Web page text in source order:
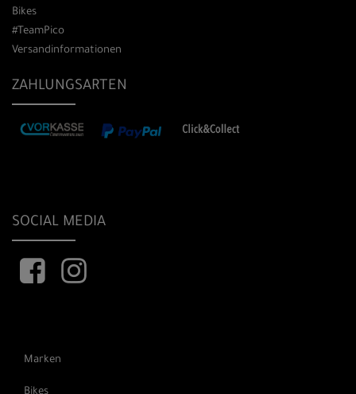
Bikes
#TeamPico
Versandinformationen
ZAHLUNGSARTEN
SOCIAL MEDIA
Marken